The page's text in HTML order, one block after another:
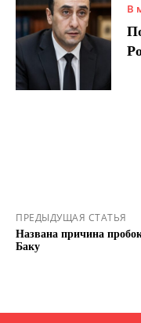
В
ПРЕДЫДУЩАЯ СТАТЬЯ
Названа причина
Баку